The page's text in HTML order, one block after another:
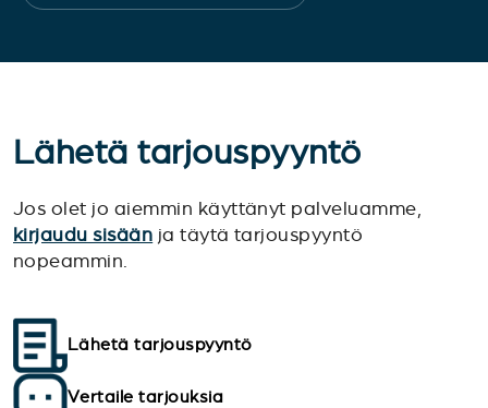
Lähetä tarjouspyyntö
Jos olet jo aiemmin käyttänyt palveluamme,
kirjaudu sisään ja täytä tarjouspyyntö
nopeammin.
Lähetä tarjouspyyntö
Vertaile tarjouksia